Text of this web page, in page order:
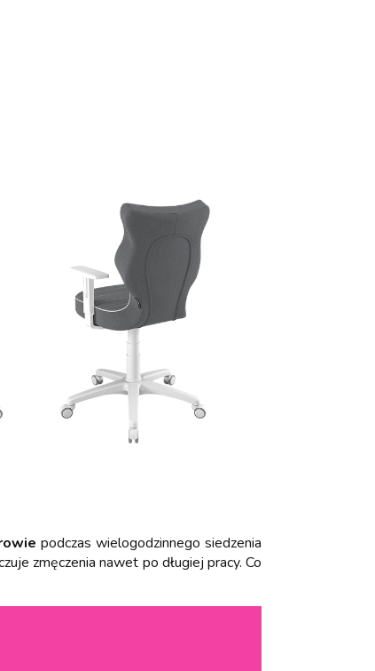
podczas wielogodzinnego siedzenia
zmęczenia nawet po długiej pracy. Co